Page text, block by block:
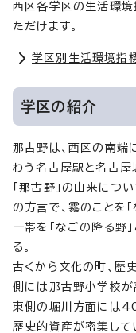
西区各学区の生活環境
ただけます。
学区別生活環境指
学区の紹介
那古野は、西区の南端
わう名古屋駅と名古屋
「那古野」の由来につ
の方言で、霧のことを
一帯を「なごの降る野
る。
古くから文化の町、歴
側には那古野小学校が
東側の堀川方面には
歴史的資産が密集して